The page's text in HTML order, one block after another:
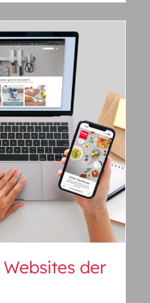
Websites der
online!
der